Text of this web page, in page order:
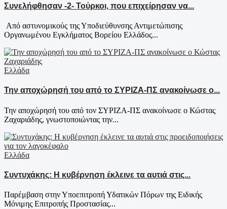
Συνελήφθησαν -2- Τούρκοι, που επιχείρησαν να...
Από αστυνομικούς της Υποδιεύθυνσης Αντιμετώπισης
Οργανωμένου Εγκλήματος Βορείου Ελλάδος...
Ελλάδα
Την αποχώρησή του από το ΣΥΡΙΖΑ-ΠΣ ανακοίνωσε ο...
Την αποχώρησή του από τον ΣΥΡΙΖΑ-ΠΣ ανακοίνωσε ο Κώστας
Ζαχαριάδης, γνωστοποιώντας την...
Ελλάδα
Συντυχάκης: Η κυβέρνηση έκλεινε τα αυτιά στις...
Παρέμβαση στην Υποεπιτροπή Υδατικών Πόρων της Ειδικής
Μόνιμης Επιτροπής Προστασίας...